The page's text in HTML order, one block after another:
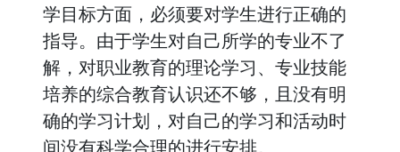
学目标方面，必须要对学生进行正确的
指导。由于学生对自己所学的专业不了
解，对职业教育的理论学习、专业技能
培养的综合教育认识还不够，且没有明
确的学习计划，对自己的学习和活动时
间没有科学合理的进行安排。